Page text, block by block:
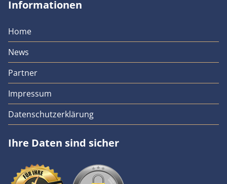
Informationen
Home
News
Partner
Impressum
Datenschutzerklärung
Ihre Daten sind sicher